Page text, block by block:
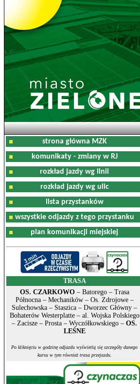
strona główna MZK
komunikaty - zmiany w RJ
rozkład jazdy wg linii
rozkład jazdy wg ulic
lista przystanków
wszystkie odjazdy z tego przystanku
plan komunikacji miejskiej
TRASA
OS. CZARKOWO– Batorego – Trasa
Północna – Mechaników – Os. Zdrojowe –
Sulechowska – Staszica – Dworzec Główny –
Bohaterów Westerplatte – al. Wojska Polskiego
– Zacisze – Prosta – Wyczółkowskiego – OS.
LEŚNE
Po kliknięciu w godzinę odjazdu wyświetlą się szczegóły danego
kursu w tym również trasa przejazdu.